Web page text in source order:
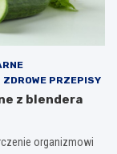
ZDROWE PRZEPISY
z blendera
organizmowi